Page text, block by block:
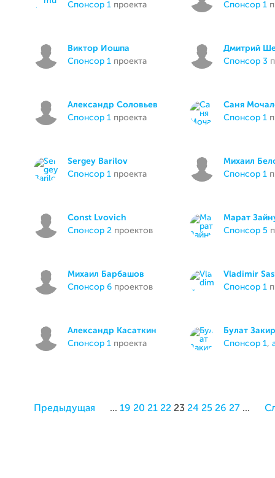
спонсор 1 проекта
спонсор 1
Виктор Иошпа
спонсор 1 проекта
Дмитрий
спонсор 3
Александр Соловьев
спонсор 1 проекта
Саня
спонсор 1
Sergey Barilov
спонсор 1 проекта
Михаил
спонсор 1
Const Lvovich
спонсор 2 проектов
Марат
спонсор 5
Михаил Барбашов
спонсор 6 проектов
Vladimir
спонсор 1
Александр Касаткин
спонсор 1 проекта
Булат
спонсор 1,
Предыдущая ... 19 20 21 22 23 24 25 26 27 ...